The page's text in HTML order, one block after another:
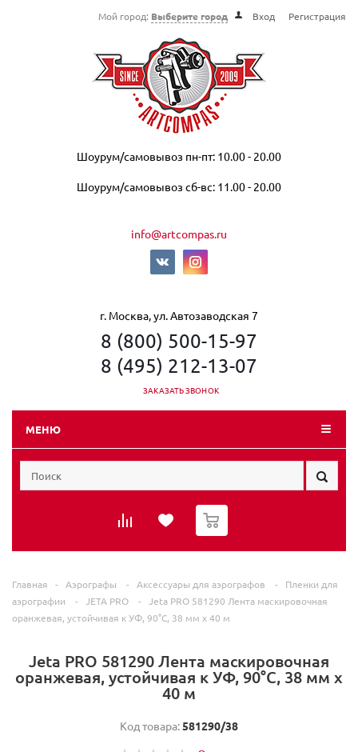
Мой город: Выберите город Вход Регистрация
Шоурум/самовывоз пн-пт: 10.00 - 20.00
Шоурум/самовывоз сб-вс: 11.00 - 20.00
info@artcompas.ru
г. Москва, ул. Автозаводская 7
8 (800) 500-15-97
8 (495) 212-13-07
ЗАКАЗАТЬ ЗВОНОК
МЕНЮ
0
Главная - Аэрографы - Аксессуары для аэрографов -
Пленки для
аэрографии
- JETA PRO -
Jeta PRO 581290 Лента маскировочная
оранжевая, устойчивая к УФ, 90°С, 38 мм x 40 м
Jeta PRO 581290 Лента маскировочная
оранжевая, устойчивая к УФ, 90°С, 38 мм x
40 м
Код товара:581290/38